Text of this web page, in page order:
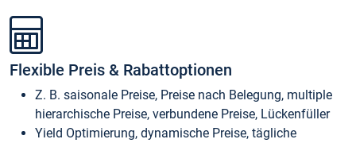
Flexible Preis & Rabattoptionen
Z. B. saisonale Preise, Preise nach Belegung, multiple
hierarchische Preise, verbundene Preise, Lückenfüller
Yield Optimierung, dynamische Preise, tägliche